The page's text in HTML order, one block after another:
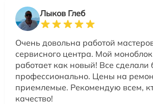
Лыков Глеб
Очень довольна работой
сервисного центра. Мой
работает как новый! Все сделали
профессионально. Цены на
приемлемые. Рекомендую всем,
качество!